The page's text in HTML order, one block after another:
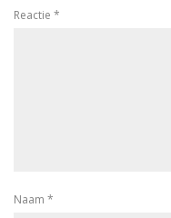
Reactie *
Naam *